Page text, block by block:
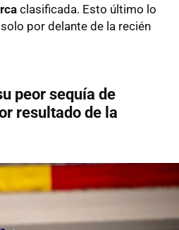
clasificada. Esto último lo
por delante de la recién
peor sequía de
resultado de la